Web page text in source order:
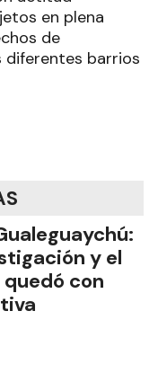
en plena
de
diferentes barrios
y el
con